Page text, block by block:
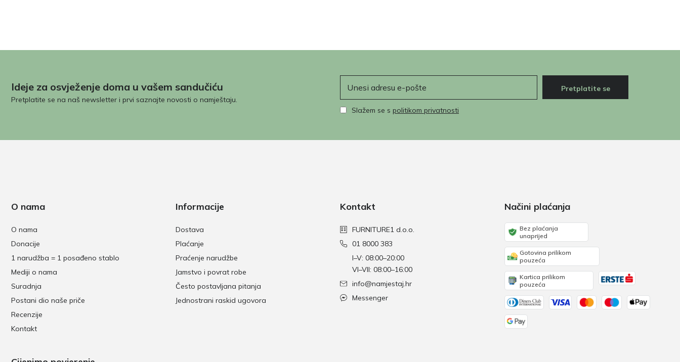
Ideje za osvježenje doma u vašem sandučiću
Pretplatite se na naš newsletter i prvi saznajte novosti o namještaju.
Slažem se s politikom privatnosti
Pretplatite se
O nama
O nama
Donacije
1 narudžba = 1 posađeno stablo
Mediji o nama
Suradnja
Postani dio naše priče
Recenzije
Kontakt
Informacije
Dostava
Plaćanje
Praćenje narudžbe
Jamstvo i povrat robe
Često postavljana pitanja
Jednostrani raskid ugovora
Kontakt
FURNITURE1 d.o.o.
01 8000 383
I–V: 08:00–20:00
VI–VII: 08:00–16:00
info@namjestaj.hr
Messenger
Načini plaćanja
Bez plaćanja
unaprijed
Gotovina prilikom
pouzeća
Kartica prilikom
pouzeća